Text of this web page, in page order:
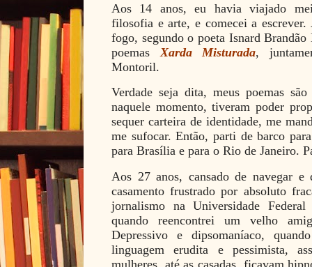
Aos 14 anos, eu havia viajado
filosofia e arte, e comecei a
fogo, segundo o poeta Isnard
poemas Xarda Misturada,
Montoril.
Verdade seja dita, meus poemas
naquele momento, tiveram poder
sequer carteira de identidade, me
me sufocar. Então, parti de barco
para Brasília e para o Rio de Janeiro.
Aos 27 anos, cansado de navegar
casamento frustrado por absoluto
jornalismo na Universidade
quando reencontrei um velho
Depressivo e dipsomaníaco,
linguagem erudita e pessimista,
mulheres, até as casadas, ficavam